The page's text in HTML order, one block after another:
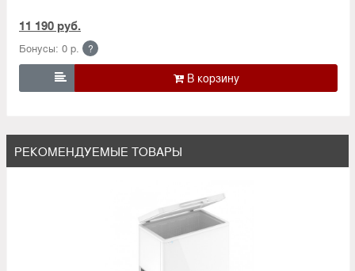
11 190 руб.
Бонусы: 0 р. ?

РЕКОМЕНДУЕМЫЕ ТОВАРЫ